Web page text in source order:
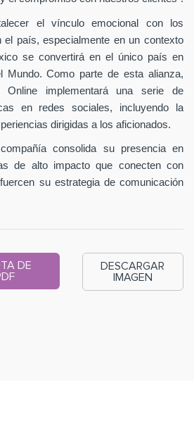
el vínculo emocional con los
el país, especialmente en un contexto
se convertirá en el único país en
Mundo. Como parte de esta alianza,
Online implementará una serie de
en redes sociales, incluyendo la
dirigidas a los aficionados.
consolida su presencia en
de alto impacto que conecten con
su estrategia de comunicación
DE
DESCARGAR
IMAGEN